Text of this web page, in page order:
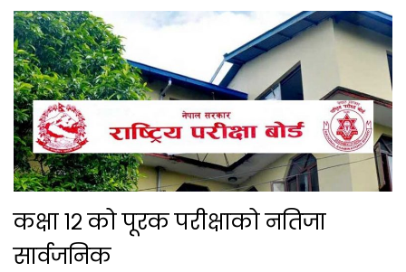
कक्षा १२ को पूरक परीक्षाको नतिजा
सार्वजनिक